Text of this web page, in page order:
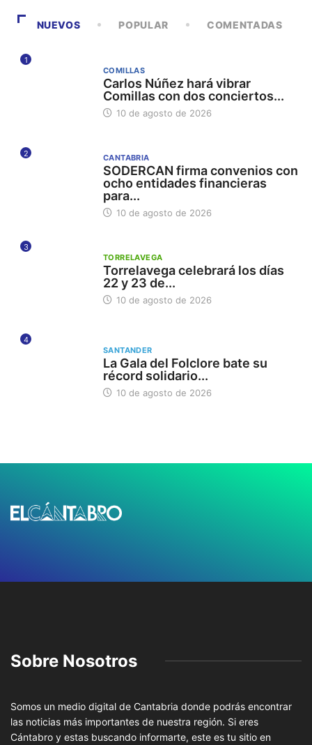
NUEVOS POPULAR COMENTADAS
1
COMILLAS
Carlos Núñez hará vibrar
Comillas con dos conciertos...
10 de agosto de 2026
2 CANTABRIA
SODERCAN firma convenios con
ocho entidades financieras
para...
10 de agosto de 2026
3
TORRELAVEGA
Torrelavega celebrará los días
22 y 23 de...
10 de agosto de 2026
4
SANTANDER
La Gala del Folclore bate su
récord solidario...
10 de agosto de 2026
Sobre Nosotros
Somos un medio digital de Cantabria donde podrás encontrar
las noticias más importantes de nuestra región. Si eres
Cántabro y estas buscando informarte, este es tu sitio en